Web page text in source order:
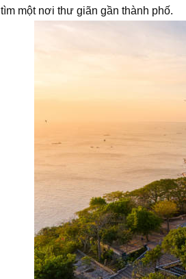
tìm một nơi thư giãn gần thành phố.